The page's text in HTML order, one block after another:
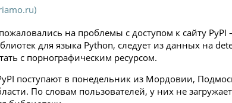
на проблемы с доступом к сайту
для языка Python, следует из данных на
с порнографическим ресурсом.
поступают в понедельник из Мордовии,
По словам пользователей, у них не